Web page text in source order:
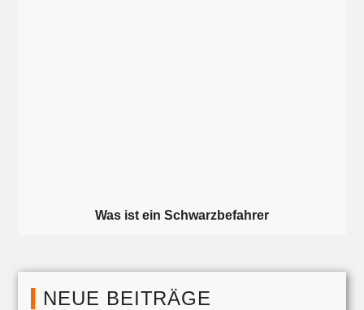
Was ist ein Schwarzbefahrer
NEUE BEITRÄGE